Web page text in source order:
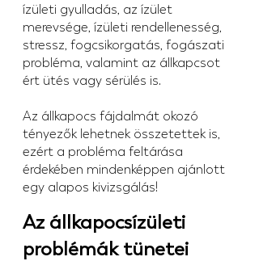
ízületi gyulladás, az ízület
merevsége, ízületi rendellenesség,
stressz, fogcsikorgatás, fogászati
probléma, valamint az állkapcsot
ért ütés vagy sérülés is.
Az állkapocs fájdalmát okozó
tényezők lehetnek összetettek is,
ezért a probléma feltárása
érdekében mindenképpen ajánlott
egy alapos kivizsgálás!
Az állkapocsízületi
problémák tünetei